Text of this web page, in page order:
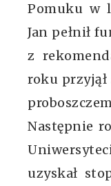
Pomuku w
Jan pełnił
z
roku przyjął
Następnie
uzyskał